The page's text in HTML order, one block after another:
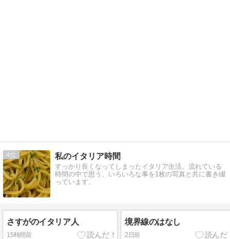
4 私のイタリア時間
すっかり長くなってしまったイタリア生活。流れている
時間の中で思う、いろいろな事を1枚の写真と共に書き綴
っています。
さすがのイタリア人
15時間前
境界線のはなし
2日前